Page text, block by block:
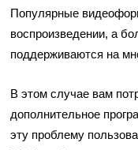
Популярные
воспроизведении, а
поддерживаются на
В этом случае вам
дополнительное
эту проблему